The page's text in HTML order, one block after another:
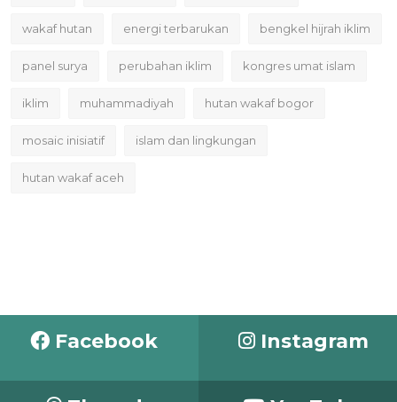
wakaf hutan energi terbarukan bengkel hijrah iklim
panel surya perubahan iklim kongres umat islam
iklim muhammadiyah hutan wakaf bogor
mosaic inisiatif islam dan lingkungan
hutan wakaf aceh
Facebook Instagram